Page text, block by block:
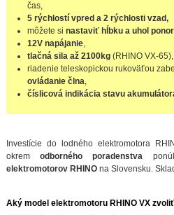
čas,
5 rýchlostí vpred a 2 rýchlosti vzad,
môžete si nastaviť hĺbku a uhol
12V napájanie,
tlačná sila až 2100kg (RHINO VX-65),
riadenie teleskopickou rukoväťou
ovládanie člna,
číslicová indikácia stavu
Investície do lodného elektromotora
okremodborného poradenstva
elektromotorov RHINOna Slovensku.
Aký model elektromotoru RHINO VX